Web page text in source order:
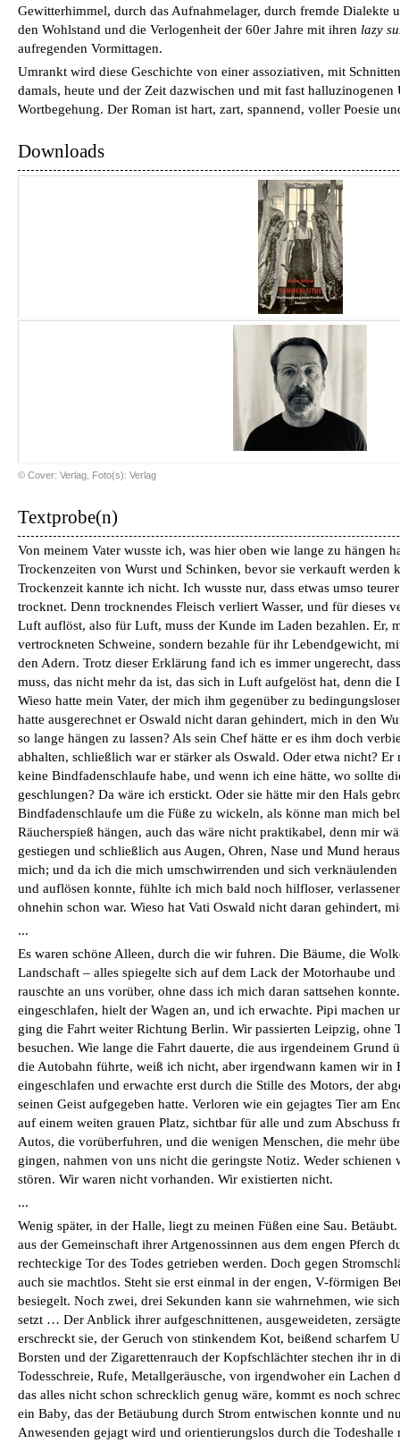
Gewitterhimmel, durch das Aufnahmelager, durch fremde Dialekte
den Wohlstand und die Verlogenheit der 60er Jahre mit ihren lazy
aufregenden Vormittagen.
Umrankt wird diese Geschichte von einer assoziativen, mit
damals, heute und der Zeit dazwischen und mit fast halluzinogenen
Wortbegehung. Der Roman ist hart, zart, spannend, voller Poesie
Downloads
© Cover: Verlag, Foto(s): Verlag
Textprobe(n)
Von meinem Vater wusste ich, was hier oben wie lange zu hängen
Trockenzeiten von Wurst und Schinken, bevor sie verkauft werden
Trockenzeit kannte ich nicht. Ich wusste nur, dass etwas umso
trocknet. Denn trocknendes Fleisch verliert Wasser, und für dieses
Luft auflöst, also für Luft, muss der Kunde im Laden bezahlen. Er,
vertrockneten Schweine, sondern bezahle für ihr Lebendgewicht,
den Adern. Trotz dieser Erklärung fand ich es immer ungerecht,
muss, das nicht mehr da ist, das sich in Luft aufgelöst hat, denn
Wieso hatte mein Vater, der mich ihm gegenüber zu
hatte ausgerechnet er Oswald nicht daran gehindert, mich in den
so lange hängen zu lassen? Als sein Chef hätte er es ihm doch
abhalten, schließlich war er stärker als Oswald. Oder etwa nicht? Er
keine Bindfadenschlaufe habe, und wenn ich eine hätte, wo sollte
geschlungen? Da wäre ich erstickt. Oder sie hätte mir den Hals
Bindfadenschlaufe um die Füße zu wickeln, als könne man mich
Räucherspieß hängen, auch das wäre nicht praktikabel, denn mir
gestiegen und schließlich aus Augen, Ohren, Nase und Mund
mich; und da ich die mich umschwirrenden und sich
und auflösen konnte, fühlte ich mich bald noch hilfloser,
ohnehin schon war. Wieso hat Vati Oswald nicht daran gehindert,
...
Es waren schöne Alleen, durch die wir fuhren. Die Bäume, die
Landschaft – alles spiegelte sich auf dem Lack der Motorhaube
rauschte an uns vorüber, ohne dass ich mich daran sattsehen
eingeschlafen, hielt der Wagen an, und ich erwachte. Pipi machen
ging die Fahrt weiter Richtung Berlin. Wir passierten Leipzig, ohne
besuchen. Wie lange die Fahrt dauerte, die aus irgendeinem Grund
die Autobahn führte, weiß ich nicht, aber irgendwann kamen wir in
eingeschlafen und erwachte erst durch die Stille des Motors, der
seinen Geist aufgegeben hatte. Verloren wie ein gejagtes Tier am
auf einem weiten grauen Platz, sichtbar für alle und zum Abschuss
Autos, die vorüberfuhren, und die wenigen Menschen, die mehr
gingen, nahmen von uns nicht die geringste Notiz. Weder
stören. Wir waren nicht vorhanden. Wir existierten nicht.
...
Wenig später, in der Halle, liegt zu meinen Füßen eine Sau.
aus der Gemeinschaft ihrer Artgenossinnen aus dem engen Pferch
rechteckige Tor des Todes getrieben werden. Doch gegen
auch sie machtlos. Steht sie erst einmal in der engen, V-förmigen
besiegelt. Noch zwei, drei Sekunden kann sie wahrnehmen, wie
setzt … Der Anblick ihrer aufgeschnittenen, ausgeweideten,
erschreckt sie, der Geruch von stinkendem Kot, beißend scharfem
Borsten und der Zigarettenrauch der Kopfschlächter stechen ihr in
Todesschreie, Rufe, Metallgeräusche, von irgendwoher ein Lachen
das alles nicht schon schrecklich genug wäre, kommt es noch
ein Baby, das der Betäubung durch Strom entwischen konnte und
Anwesenden gejagt wird und orientierungslos durch die Todeshalle